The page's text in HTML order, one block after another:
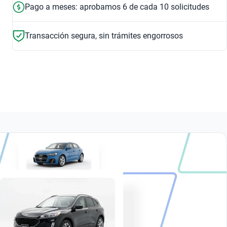
Pago a meses: aprobamos 6 de cada 10 solicitudes
Transacción segura, sin trámites engorrosos